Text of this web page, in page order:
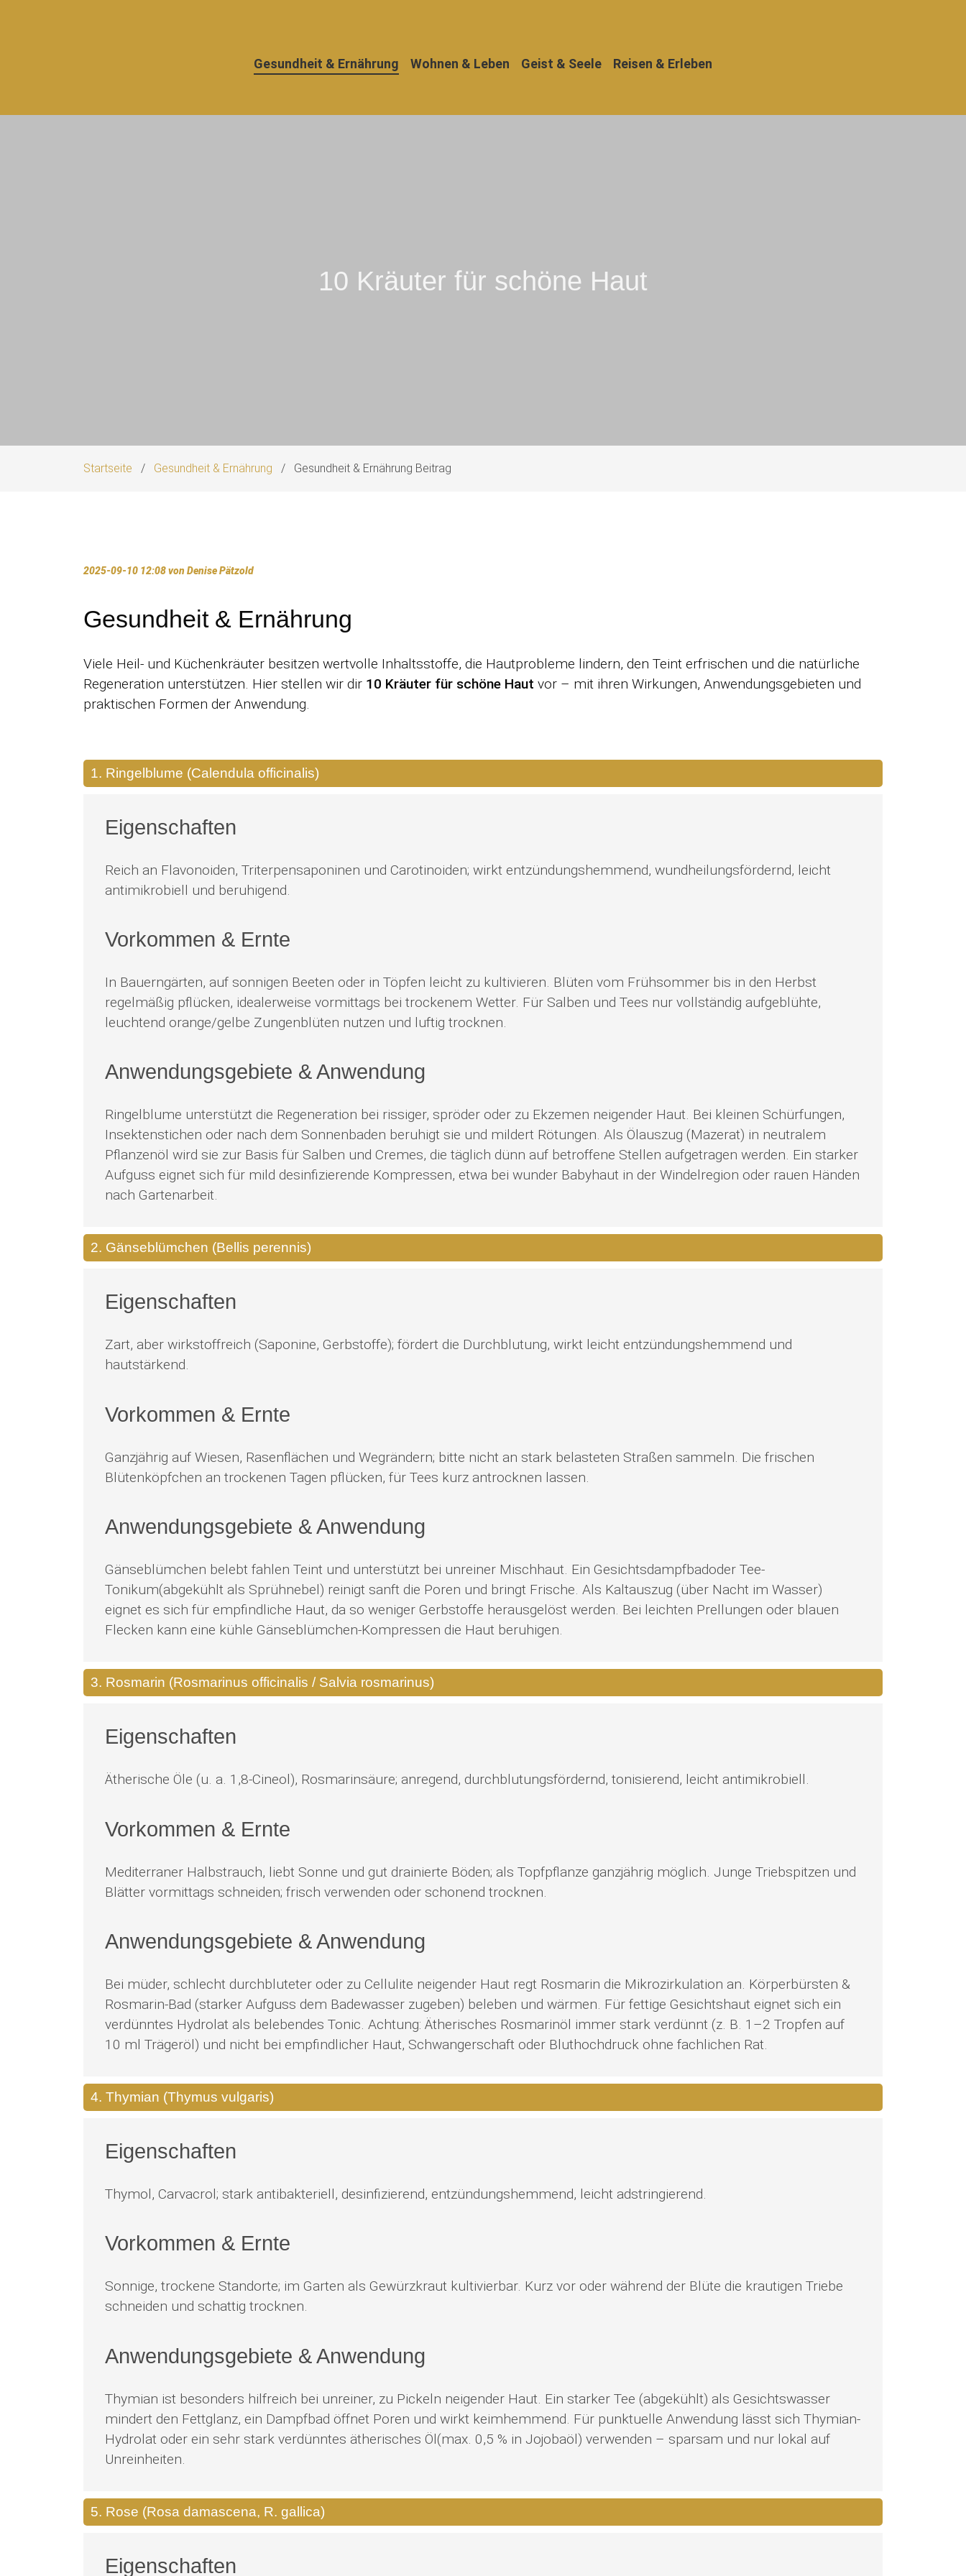
Gesundheit & Ernährung Wohnen & Leben Geist & Seele Reisen & Erleben
10 Kräuter für schöne Haut
Startseite Gesundheit & Ernährung Gesundheit & Ernährung Beitrag
2025-09-10 12:08von Denise Pätzold
Gesundheit & Ernährung
Viele Heil- und Küchenkräuter besitzen wertvolle Inhaltsstoffe, die Hautprobleme lindern, den Teint erfrischen und die natürliche
Regeneration unterstützen. Hier stellen wir dir 10 Kräuter für schöne Haut vor – mit ihren Wirkungen, Anwendungsgebieten und
praktischen Formen der Anwendung.
1. Ringelblume (Calendula officinalis)
Eigenschaften
Reich an Flavonoiden, Triterpensaponinen und Carotinoiden; wirkt entzündungshemmend, wundheilungsfördernd, leicht
antimikrobiell und beruhigend.
Vorkommen & Ernte
In Bauerngärten, auf sonnigen Beeten oder in Töpfen leicht zu kultivieren. Blüten vom Frühsommer bis in den Herbst
regelmäßig pflücken, idealerweise vormittags bei trockenem Wetter. Für Salben und Tees nur vollständig aufgeblühte,
leuchtend orange/gelbe Zungenblüten nutzen und luftig trocknen.
Anwendungsgebiete & Anwendung
Ringelblume unterstützt die Regeneration bei rissiger, spröder oder zu Ekzemen neigender Haut. Bei kleinen Schürfungen,
Insektenstichen oder nach dem Sonnenbaden beruhigt sie und mildert Rötungen. Als Ölauszug (Mazerat) in neutralem
Pflanzenöl wird sie zur Basis für Salben und Cremes, die täglich dünn auf betroffene Stellen aufgetragen werden. Ein starker
Aufguss eignet sich für mild desinfizierende Kompressen, etwa bei wunder Babyhaut in der Windelregion oder rauen Händen
nach Gartenarbeit.
2. Gänseblümchen (Bellis perennis)
Eigenschaften
Zart, aber wirkstoffreich (Saponine, Gerbstoffe); fördert die Durchblutung, wirkt leicht entzündungshemmend und
hautstärkend.
Vorkommen & Ernte
Ganzjährig auf Wiesen, Rasenflächen und Wegrändern; bitte nicht an stark belasteten Straßen sammeln. Die frischen
Blütenköpfchen an trockenen Tagen pflücken, für Tees kurz antrocknen lassen.
Anwendungsgebiete & Anwendung
Gänseblümchen belebt fahlen Teint und unterstützt bei unreiner Mischhaut. Ein Gesichtsdampfbadoder Tee-
Tonikum(abgekühlt als Sprühnebel) reinigt sanft die Poren und bringt Frische. Als Kaltauszug (über Nacht im Wasser)
eignet es sich für empfindliche Haut, da so weniger Gerbstoffe herausgelöst werden. Bei leichten Prellungen oder blauen
Flecken kann eine kühle Gänseblümchen-Kompressen die Haut beruhigen.
3. Rosmarin (Rosmarinus officinalis / Salvia rosmarinus)
Eigenschaften
Ätherische Öle (u. a. 1,8-Cineol), Rosmarinsäure; anregend, durchblutungsfördernd, tonisierend, leicht antimikrobiell.
Vorkommen & Ernte
Mediterraner Halbstrauch, liebt Sonne und gut drainierte Böden; als Topfpflanze ganzjährig möglich. Junge Triebspitzen und
Blätter vormittags schneiden; frisch verwenden oder schonend trocknen.
Anwendungsgebiete & Anwendung
Bei müder, schlecht durchbluteter oder zu Cellulite neigender Haut regt Rosmarin die Mikrozirkulation an. Körperbürsten &
Rosmarin-Bad (starker Aufguss dem Badewasser zugeben) beleben und wärmen. Für fettige Gesichtshaut eignet sich ein
verdünntes Hydrolat als belebendes Tonic. Achtung: Ätherisches Rosmarinöl immer stark verdünnt (z. B. 1–2 Tropfen auf
10 ml Trägeröl) und nicht bei empfindlicher Haut, Schwangerschaft oder Bluthochdruck ohne fachlichen Rat.
4. Thymian (Thymus vulgaris)
Eigenschaften
Thymol, Carvacrol; stark antibakteriell, desinfizierend, entzündungshemmend, leicht adstringierend.
Vorkommen & Ernte
Sonnige, trockene Standorte; im Garten als Gewürzkraut kultivierbar. Kurz vor oder während der Blüte die krautigen Triebe
schneiden und schattig trocknen.
Anwendungsgebiete & Anwendung
Thymian ist besonders hilfreich bei unreiner, zu Pickeln neigender Haut. Ein starker Tee (abgekühlt) als Gesichtswasser
mindert den Fettglanz, ein Dampfbad öffnet Poren und wirkt keimhemmend. Für punktuelle Anwendung lässt sich Thymian-
Hydrolat oder ein sehr stark verdünntes ätherisches Öl(max. 0,5 % in Jojobaöl) verwenden – sparsam und nur lokal auf
Unreinheiten.
5. Rose (Rosa damascena, R. gallica)
Eigenschaften